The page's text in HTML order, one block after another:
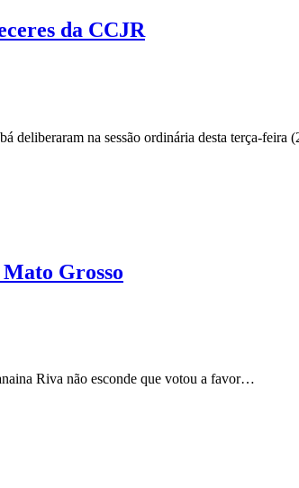
da CCJR
deliberaram na sessão ordinária desta terça-feira
Grosso
Riva não esconde que votou a favor…